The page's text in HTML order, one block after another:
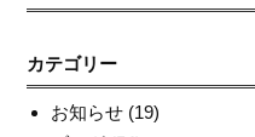
カテゴリー
お知らせ (19)